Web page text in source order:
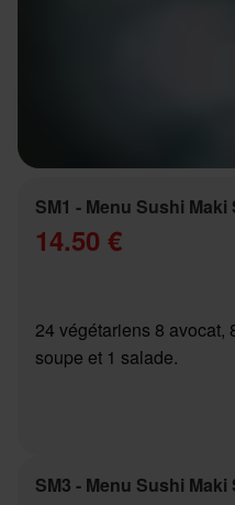
SM1 - Menu Sushi Maki
14.50 €
24 végétariens 8 avocat,
soupe et 1 salade.
SM3 - Menu Sushi Maki